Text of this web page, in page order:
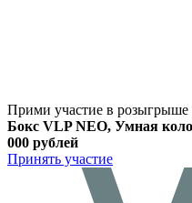
Прими участие в розыгрыше
Бокс VLP NEO, Умная
000 рублей
Принять участие